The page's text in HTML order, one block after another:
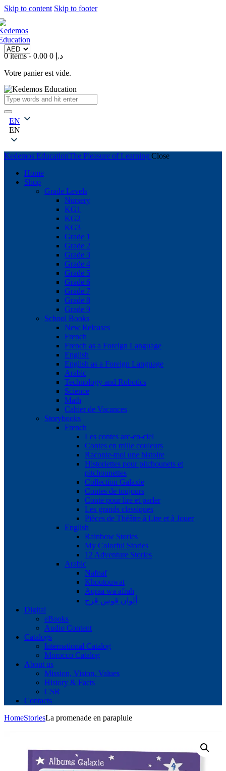
Skip to content Skip to footer
0 items- 0.00 د.إ 0
Votre panier est vide.
EN
EN
Kedemos EducationThe Pleasure of Learning Close
Home
Shop
Grade Levels
Nursery
KG1
KG2
KG3
Grade 1
Grade 2
Grade 3
Grade 4
Grade 5
Grade 6
Grade 7
Grade 8
Grade 9
School Books
New Releases
French
French as a Foreign Language
English
English as a Foreign Language
Arabic
Technology and Robotics
Science
Math
Cahier de Vacances
Storybooks
French
Les contes arc-en-ciel
Contes en mille couleurs
Raconte-moi une histoire
Historiettes pour pitchounets et
pitchounettes
Collection Galaxie
Contes de toujours
Conte pour lire et parler
Les grands classiques
Pièces de Théâtre à Lire et à Jouer
English
Rainbow Stories
My Colorful Stories
12 Adventure Stories
Arabic
Nafnaf
Khoutouwat
Aqraa wa afrah
ألوان قوس قزح
Digital
eBooks
Audio Content
Catalogs
International Catalog
Morocco Catalog
About us
Mission, Vision, Values
History & Facts
CSR
Contacts
HomeStoriesLa promenade en parapluie